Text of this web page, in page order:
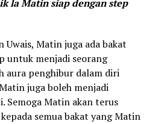
la Matin siap dengan step
Uwais, Matin juga ada bakat
untuk menjadi seorang
aura penghibur dalam diri
juga boleh menjadi
Semoga Matin akan terus
semua bakat yang Matin